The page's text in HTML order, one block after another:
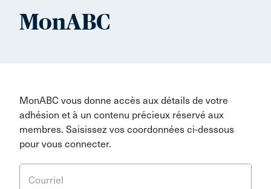
MonABC
MonABC vous donne accès aux détails de votre
adhésion et à un contenu précieux réservé aux
membres. Saisissez vos coordonnées ci-dessous
pour vous connecter.
Courriel